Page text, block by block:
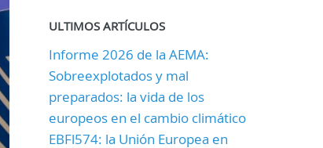
ULTIMOS ARTÍCULOS
Informe 2026 de la AEMA:
Sobreexplotados y mal
preparados: la vida de los
europeos en el cambio climático
EBFl574: la Unión Europea en